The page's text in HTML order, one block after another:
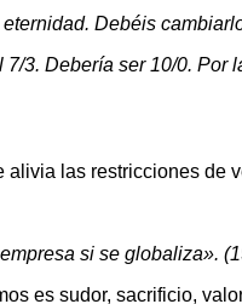
Debéis
3. Debería ser 10/0.
las restricciones de
si se globaliza».
es sudor, sacrificio,